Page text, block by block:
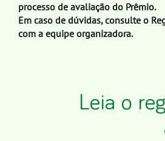
processo de avaliação do Prêmio.
Em caso de dúvidas, consulte o
com a equipe organizadora.
Leia o